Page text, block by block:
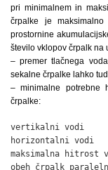
pri minimalnem in
črpalke je
prostornine
število vklopov črpalk na
– premer tlačnega
sekalne črpalke lahko
– minimalne potrebne
črpalke:
vertikalni vodi
horizontalni
maksimalna hitrost
obeh črpalk